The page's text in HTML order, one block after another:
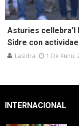
Asturies cellebra’l
Sidre con
Lasidra 1 De Xunu,
INTERNACIONAL